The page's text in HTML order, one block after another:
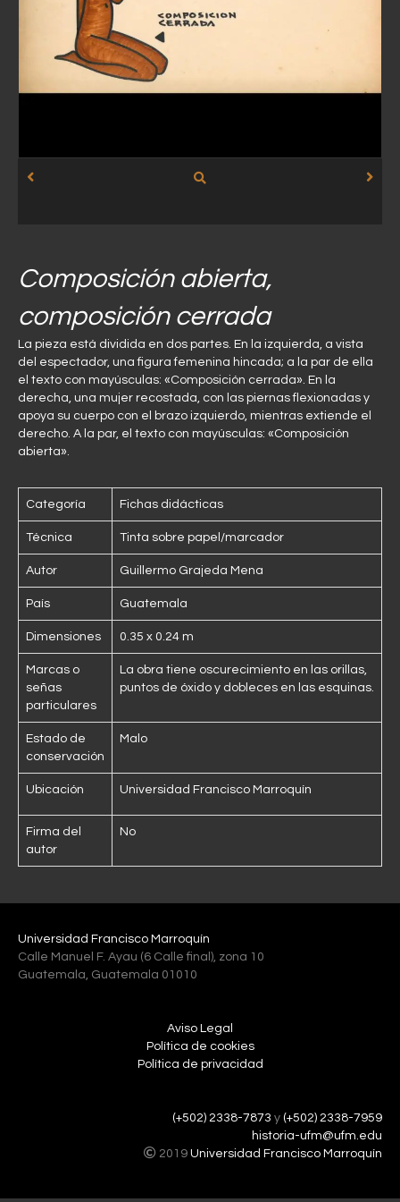
Composición abierta,
composición cerrada
La pieza está dividida en dos partes. En la izquierda, a vista
del espectador, una figura femenina hincada; a la par de ella
el texto con mayúsculas: «Composición cerrada». En la
derecha, una mujer recostada, con las piernas flexionadas y
apoya su cuerpo con el brazo izquierdo, mientras extiende el
derecho. A la par, el texto con mayúsculas: «Composición
abierta».
Categoría Fichas didácticas
Técnica Tinta sobre papel/marcador
Autor Guillermo Grajeda Mena
País Guatemala
Dimensiones 0.35 x 0.24 m
Marcas o
señas
particulares
La obra tiene oscurecimiento en las orillas,
puntos de óxido y dobleces en las esquinas.
Estado de
conservación
Malo
Ubicación Universidad Francisco Marroquín
Firma del
autor
No
Universidad Francisco Marroquín
Calle Manuel F. Ayau (6 Calle final), zona 10
Guatemala, Guatemala 01010
Aviso Legal
Política de cookies
Política de privacidad
(+502) 2338-7873 y (+502) 2338-7959
historia-ufm@ufm.edu
2019 Universidad Francisco Marroquín